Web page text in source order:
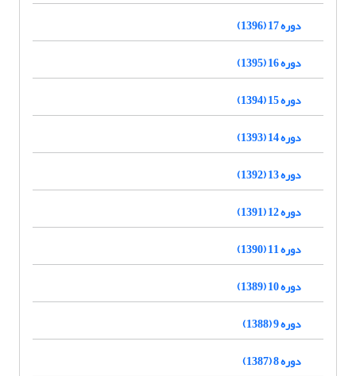
دوره 17 (1396)
دوره 16 (1395)
دوره 15 (1394)
دوره 14 (1393)
دوره 13 (1392)
دوره 12 (1391)
دوره 11 (1390)
دوره 10 (1389)
دوره 9 (1388)
دوره 8 (1387)